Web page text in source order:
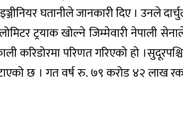
घतानीले जानकारी दिए । उनले
ट्रयाक खोल्ने जिम्मेवारी नेपाली
परिणत गरिएको हो
छ । गत वर्ष रु. ७९ करोड ४२ लाख